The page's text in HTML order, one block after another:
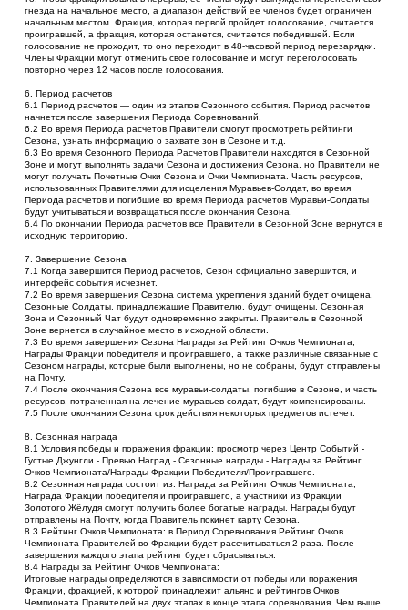
гнезда на начальное место, а диапазон действий ее членов будет ограничен
начальным местом. Фракция, которая первой пройдет голосование, считается
проигравшей, а фракция, которая останется, считается победившей. Если
голосование не проходит, то оно переходит в 48-часовой период перезарядки.
Члены Фракции могут отменить свое голосование и могут переголосовать
повторно через 12 часов после голосования.
6. Период расчетов
6.1 Период расчетов — один из этапов Сезонного события. Период расчетов
начнется после завершения Периода Соревнований.
6.2 Во время Периода расчетов Правители смогут просмотреть рейтинги
Сезона, узнать информацию о захвате зон в Сезоне и т.д.
6.3 Во время Сезонного Периода Расчетов Правители находятся в Сезонной
Зоне и могут выполнять задачи Сезона и достижения Сезона, но Правители не
могут получать Почетные Очки Сезона и Очки Чемпионата. Часть ресурсов,
использованных Правителями для исцеления Муравьев-Солдат, во время
Периода расчетов и погибшие во время Периода расчетов Муравьи-Солдаты
будут учитываться и возвращаться после окончания Сезона.
6.4 По окончании Периода расчетов все Правители в Сезонной Зоне вернутся в
исходную территорию.
7. Завершение Сезона
7.1 Когда завершится Период расчетов, Сезон официально завершится, и
интерфейс события исчезнет.
7.2 Во время завершения Сезона система укрепления зданий будет очищена,
Сезонные Солдаты, принадлежащие Правителю, будут очищены, Сезонная
Зона и Сезонный Чат будут одновременно закрыты. Правитель в Сезонной
Зоне вернется в случайное место в исходной области.
7.3 Во время завершения Сезона Награды за Рейтинг Очков Чемпионата,
Награды Фракции победителя и проигравшего, а также различные связанные с
Сезоном награды, которые были выполнены, но не собраны, будут отправлены
на Почту.
7.4 После окончания Сезона все муравьи-солдаты, погибшие в Сезоне, и часть
ресурсов, потраченная на лечение муравьев-солдат, будут компенсированы.
7.5 После окончания Сезона срок действия некоторых предметов истечет.
8. Сезонная награда
8.1 Условия победы и поражения фракции: просмотр через Центр Событий -
Густые Джунгли - Превью Наград - Сезонные награды - Награды за Рейтинг
Очков Чемпионата/Награды Фракции Победителя/Проигравшего.
8.2 Сезонная награда состоит из: Награда за Рейтинг Очков Чемпионата,
Награда Фракции победителя и проигравшего, а участники из Фракции
Золотого Жёлудя смогут получить более богатые награды. Награды будут
отправлены на Почту, когда Правитель покинет карту Сезона.
8.3 Рейтинг Очков Чемпионата: в Период Соревнования Рейтинг Очков
Чемпионата Правителей во Фракции будет рассчитываться 2 раза. После
завершения каждого этапа рейтинг будет сбрасываться.
8.4 Награды за Рейтинг Очков Чемпионата:
Итоговые награды определяются в зависимости от победы или поражения
Фракции, фрaкцией, к которой принадлежит альянс и рейтингов Очков
Чемпионата Правителей на двух этапах в конце этапа соревнования. Чем выше